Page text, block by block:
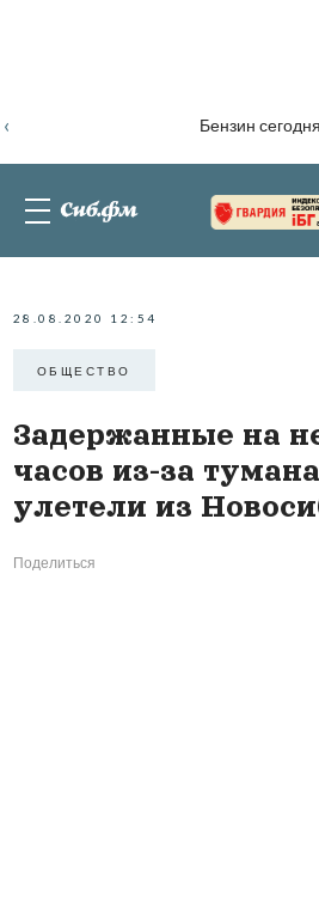
Бензин сегодня
‹
28.08.2020 12:54
ОБЩЕСТВО
Задержанные на
часов из-за
улетели из
Поделиться